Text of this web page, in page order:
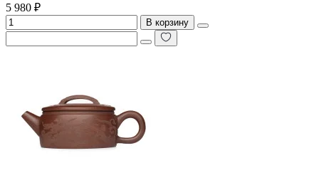
5 980 ₽
В корзину